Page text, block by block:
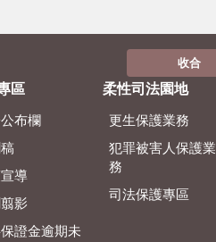
收合
區
布欄
導
影
證金逾期未
柔性司法園地
更生保護業務
犯罪被害人保護業
務
司法保護專區